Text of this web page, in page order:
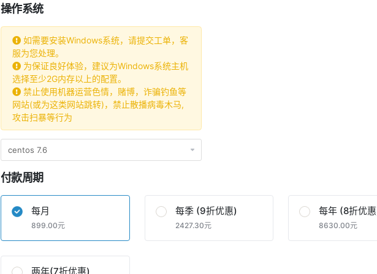
操作系统
如需要安装Windows系统，请提交工单，客
服为您处理。
为保证良好体验，建议为Windows系统主机
选择至少2G内存以上的配置。
禁止使用机器运营色情，赌博，诈骗钓鱼等
网站(或为这类网站跳转)，禁止散播病毒木马,
攻击扫暴等行为
付款周期
每月
899.00元
每季 (9折优惠)
2427.30元
每年 (8折优
8630.00元
两年(7折优惠)